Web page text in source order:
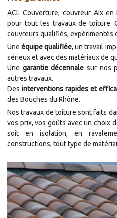
ACL Couverture, couvreur Aix-en
pour tout les travaux de toiture.
couvreurs qualifiés, expérimentés
Uneéquipe qualifiée, un travail
sérieux et avec des matériaux de
Une garantie décennale sur nos
autres travaux.
Des interventions rapides et
des Bouches du Rhône.
Nos travaux de toiture sont faits
vos prix, vos goûts avec un choix
soit en isolation, en
constructions, tout type de